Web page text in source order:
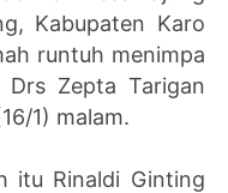
Kabupaten Karo
runtuh menimpa
Drs Zepta Tarigan
1) malam.
itu Rinaldi Ginting